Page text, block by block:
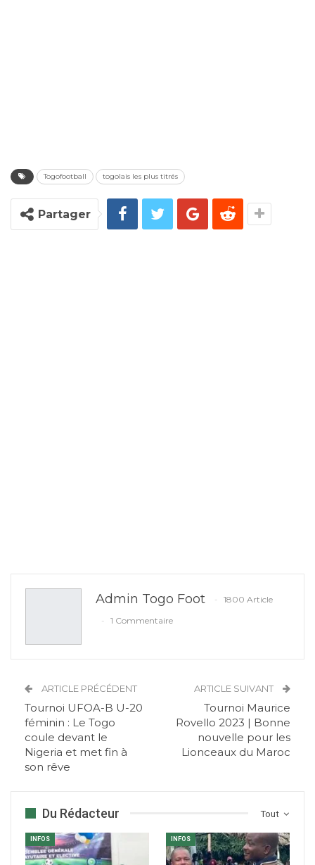
Togofootball togolais les plus titrés
Partager
Admin Togo Foot
1800 Article
1 Commentaire
ARTICLE PRÉCÉDENT
Tournoi UFOA-B U-20
féminin : Le Togo
coule devant le
Nigeria et met fin à
son rêve
ARTICLE SUIVANT
Tournoi Maurice
Rovello 2023 | Bonne
nouvelle pour les
Lionceaux du Maroc
Tout
Du Rédacteur
INFOS INFOS